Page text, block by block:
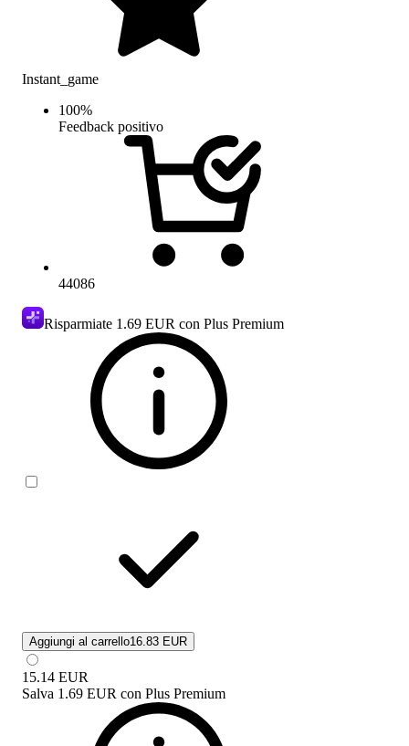
Instant_game
100%
Feedback positivo
44086
Risparmiate 1.69 EUR con Plus Premium
Aggiungi al carrello16.83 EUR
15.14 EUR
Salva 1.69 EUR con Plus Premium